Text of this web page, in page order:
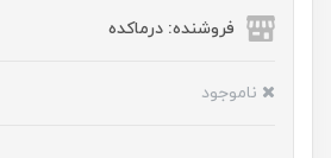
فروشنده: درماکده
ناموجود